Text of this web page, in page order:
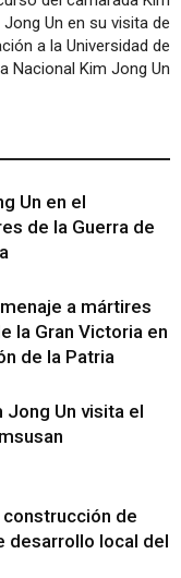
Jong Un en su visita de
a la Universidad de
Nacional Kim Jong Un
Un en el
de la Guerra de
a mártires
la Gran Victoria en
de la Patria
Jong Un visita el
de
desarrollo local del